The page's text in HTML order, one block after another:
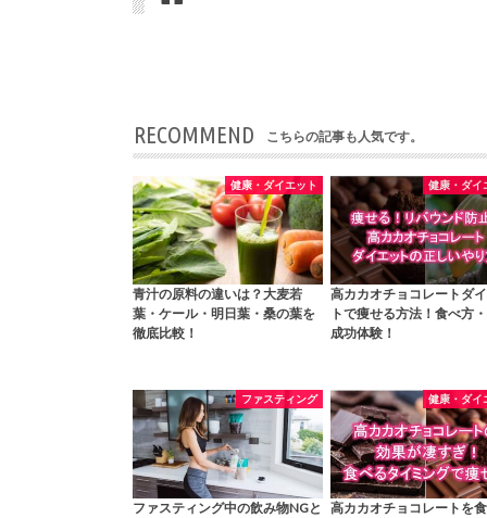
RECOMMEND こちらの記事も人気です。
健康・ダイエット
青汁の原料の違いは？大麦若
葉・ケール・明日葉・桑の葉を
徹底比較！
健康・ダイ
高カカオチョコレートダ
トで痩せる方法！食べ方・
成功体験！
ファスティング
ファスティング中の飲み物NGと
健康・ダイ
高カカオチョコレートを